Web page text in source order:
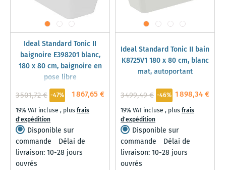
Ideal Standard Tonic II
baignoire E398201 blanc,
180 x 80 cm, baignoire en
pose libre
1 867,65 €
3 501,72 € -47%
19% VAT incluse , plusfrais
d'expédition
Disponible sur
commande
Délai de
livraison: 10-28 jours
ouvrés
Ideal Standard Tonic II bain
K8725V1 180 x 80 cm, blanc
mat, autoportant
1 898,34 €
3 499,49 € -46%
19% VAT incluse , plusfrais
d'expédition
Disponible sur
commande
Délai de
livraison: 10-28 jours
ouvrés